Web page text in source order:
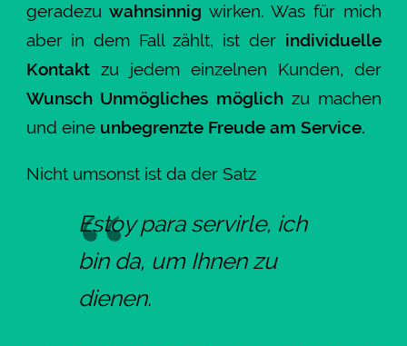
geradezuwahnsinnig wirken. Was für mich
aber in dem Fall zählt, ist der individuelle
Kontaktzu jedem einzelnen Kunden, der
Wunsch Unmögliches möglich zu machen
und eineunbegrenzte Freude am Service.
Nicht umsonst ist da der Satz
Estoy para servirle, ich
bin da, um Ihnen zu
dienen.